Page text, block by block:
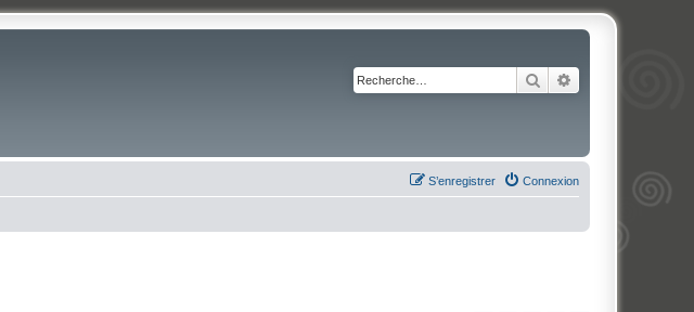
Rechercher
Connexion
S’enregistrer